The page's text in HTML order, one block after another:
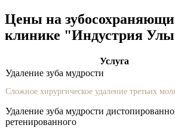
Цены на
клинике "Индустрия
Услуга
Удаление зуба мудрости
Сложное хирургическое удаление третьих
Удаление зуба мудрости
ретенированного